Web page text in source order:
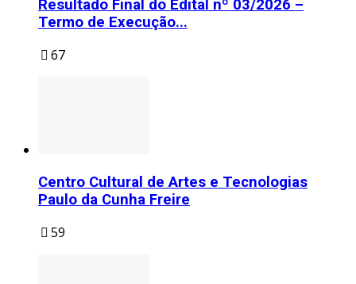
Resultado Final do Edital nº 03/2026 –
Termo de Execução...
67
Centro Cultural de Artes e Tecnologias
Paulo da Cunha Freire
59